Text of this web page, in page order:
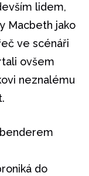
lidem,
Macbeth jako
ve scénáři
ovšem
neznalému
do